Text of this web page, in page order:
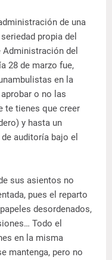
de una
propia del
del
28 de marzo fue,
en la
o no las
te tienes que creer
y hasta un
auditoría bajo el
sus asientos no
pues el reparto
desordenados,
Todo el
en la misma
mantenga, pero no